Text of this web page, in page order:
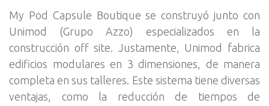
My Pod Capsule Boutique se construyó junto con
Unimod (Grupo Azzo) especializados en la
construcción off site. Justamente, Unimod fabrica
edificios modulares en 3 dimensiones, de manera
completa en sus talleres. Este sistema tiene diversas
ventajas, como la reducción de tiempos de